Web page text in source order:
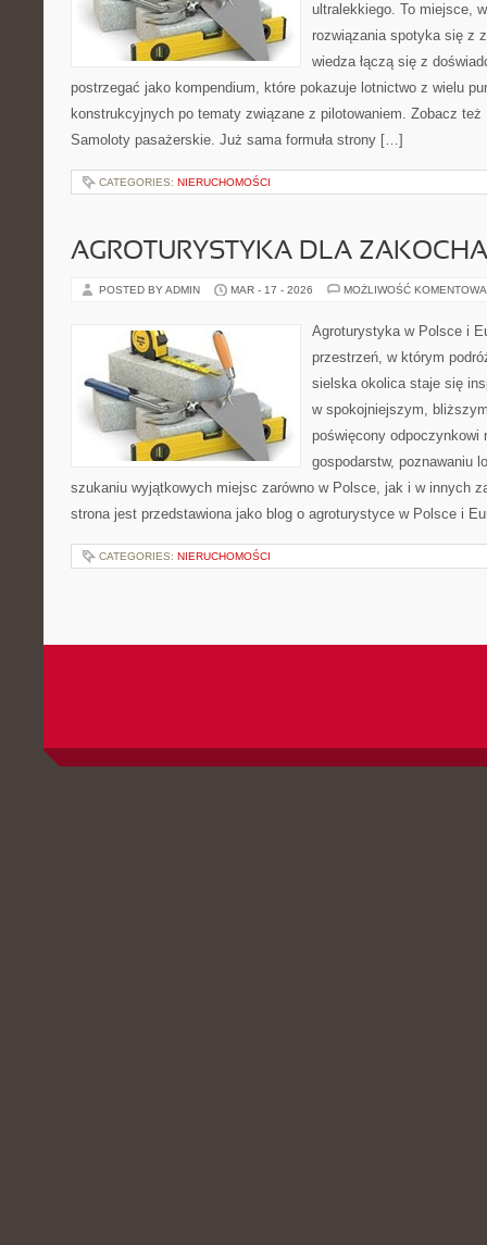
ultralekkiego. To miejsce,
rozwiązania spotyka się z
wiedza łączą się z
postrzegać jako kompendium, które pokazuje lotnictwo z wielu
konstrukcyjnych po tematy związane z pilotowaniem. Zobacz
Samoloty pasażerskie. Już sama formuła strony […]
CATEGORIES: NIERUCHOMOŚCI
AGROTURYSTYKA DLA
POSTED BY ADMIN MAR - 17 - 2026 MOŻLIWOŚĆ
Agroturystyka w Polsce i
przestrzeń, w którym
sielska okolica staje się
w spokojniejszym,
poświęcony odpoczynkowi
gospodarstw, poznawaniu
szukaniu wyjątkowych miejsc zarówno w Polsce, jak i w innych
strona jest przedstawiona jako blog o agroturystyce w Polsce i
CATEGORIES: NIERUCHOMOŚCI